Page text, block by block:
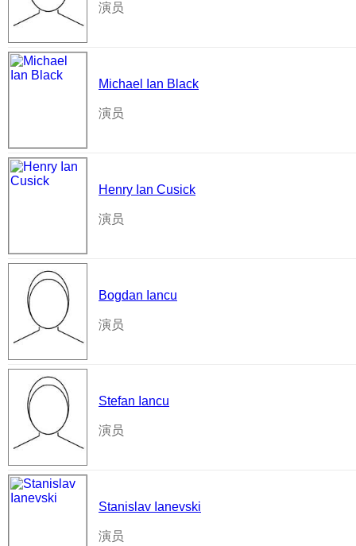
演员
Michael Ian Black
演员
Henry Ian Cusick
演员
Bogdan Iancu
演员
Stefan Iancu
演员
Stanislav Ianevski
演员